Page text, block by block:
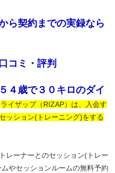
ら契約までの実録なら
コミ・評判
４歳で３０キロのダイ
ライザップ（RIZAP）は、入会す
ッション(トレーニング)をする
レーナーとのセッション(トレー
やセッションルームの無料予約